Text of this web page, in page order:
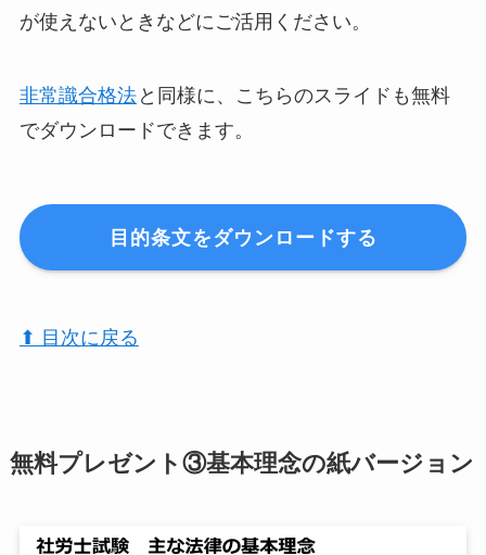
が使えないときなどにご活用ください。
非常識合格法と同様に、こちらのスライドも無料
でダウンロードできます。
目的条文をダウンロードする
⬆︎ 目次に戻る
無料プレゼント③基本理念の紙バージョン